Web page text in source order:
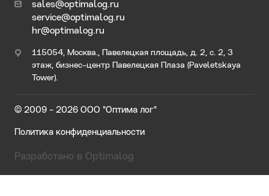
sales@optimalog.ru
service@optimalog.ru
hr@optimalog.ru
115054, Москва., Павелецкая площадь, д. 2, с. 2, 3
этаж, бизнес-центр Павелецкая Плаза (Paveletskaya
Tower).
© 2009 - 2026 ООО "Оптима лог"
Политика конфиденциальности
Разработано в Optimalog